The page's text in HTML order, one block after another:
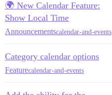
🌍 New Calendar Feature:
Show Local Time
Announcementscalendar-and-events
Category calendar options
Featurecalendar-and-events